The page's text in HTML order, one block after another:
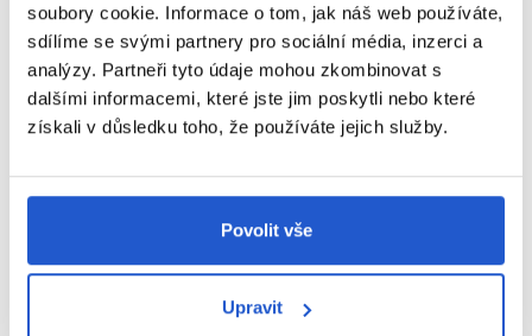
soubory cookie. Informace o tom, jak náš web používáte,
sdílíme se svými partnery pro sociální média, inzerci a
analýzy. Partneři tyto údaje mohou zkombinovat s
dalšími informacemi, které jste jim poskytli nebo které
získali v důsledku toho, že používáte jejich služby.
Povolit vše
Upravit
APLIKACE: Aplikujte rovnoměrně na mokré vlasy. Napěňte.
Důkladně opláchněte.
VELIKOSTI:300 ml, 500 ml, 1500 ml
** Instrumentální testy: šampon Gloss + péče
Parametry